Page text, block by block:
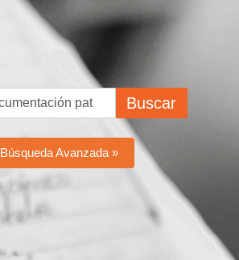
Buscar
Búsqueda Avanzada »